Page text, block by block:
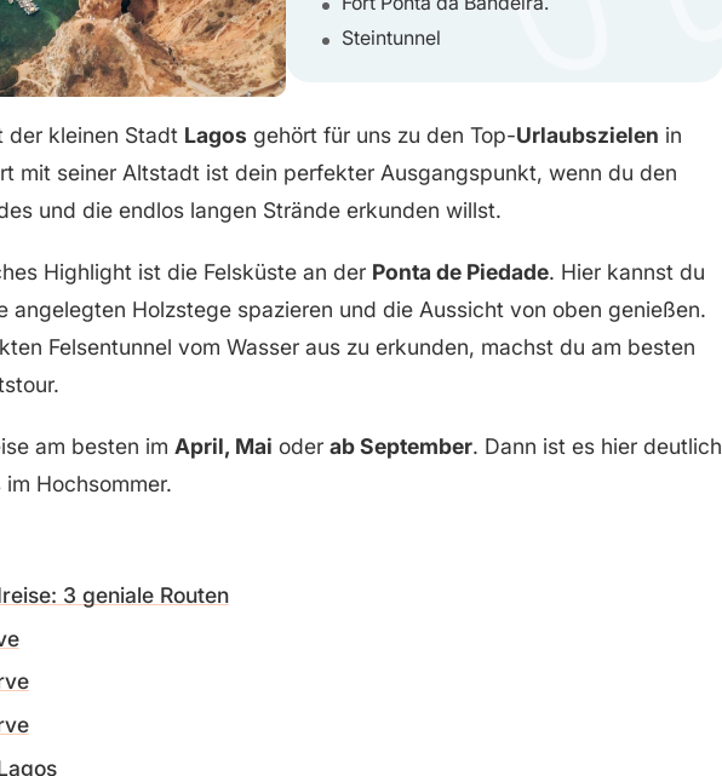
Steintunnel
kleinen Stadt Lagos gehört für uns zu den Top-Urlaubszielen in
mit seiner Altstadt ist dein perfekter Ausgangspunkt, wenn du den
und die endlos langen Strände erkunden willst.
Highlight ist die Felsküste an der Ponta de Piedade. Hier kannst du
angelegten Holzstege spazieren und die Aussicht von oben genießen.
Felsentunnel vom Wasser aus zu erkunden, machst du am besten
am besten im April, Mai oder ab September. Dann ist es hier deutlich
Hochsommer.
3 geniale Routen